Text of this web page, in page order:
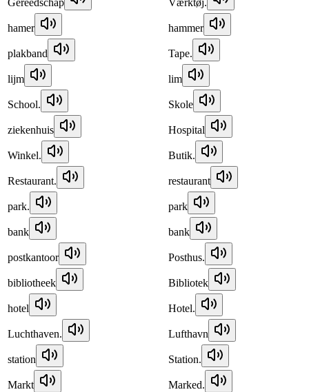
hamer hammer
plakband Tape.
lijm lim
School. Skole
ziekenhuis Hospital
Winkel. Butik.
Restaurant. restaurant
park. park
bank bank
postkantoor Posthus.
bibliotheek Bibliotek
hotel Hotel.
Luchthaven. Lufthavn
station Station.
Markt Marked.